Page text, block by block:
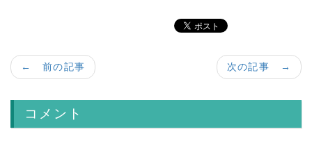
次の記事 →
← 前の記事
コメント